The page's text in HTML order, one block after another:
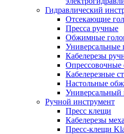
Гидравлический
Отсекающие
Пресса ручные
Обжимные
Универсальные
Кабелерезы
Опрессовочные
Кабелерезные
Настольные
Универсальный
Ручной инструмент
Пресс клещи
Кабелерезы
Пресс-клещи